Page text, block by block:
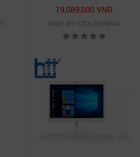
12DL000MVA (Core i7 13700/
Intel Q670/ 16GB/ 512GB
SSD/ Intel UHD Graphics 770/
NoOS)
19,089,000 VNĐ
MSP: NY-12DL000MVA